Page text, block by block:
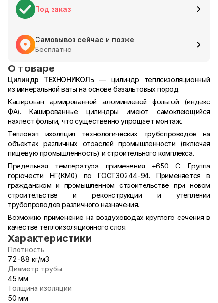
Под заказ
Самовывоз сейчас и позже
Бесплатно
О товаре
Цилиндр ТЕХНОНИКОЛЬ— цилиндр теплоизоляционный
из минеральной ваты на основе базальтовых пород.
Каширован армированной алюминиевой фольгой (индекс
ФА). Кашированные цилиндры имеют самоклеющийся
нахлест фольги, что существенно упрощает монтаж.
Тепловая изоляция технологических трубопроводов на
объектах различных отраслей промышленности (включая
пищевую промышленность) и строительного комплекса.
Предельная температура применения +650 С. Группа
горючести НГ(КМ0) по ГОСТ30244-94. Применяется в
гражданском и промышленном строительстве при новом
строительстве и реконструкции и утеплении
трубопроводов различного назначения.
Возможно применение на воздуховодах круглого сечения в
качестве теплоизоляционного слоя.
Характеристики
Плотность
72-88 кг/м3
Диаметр трубы
45 мм
Толщина изоляции
50 мм